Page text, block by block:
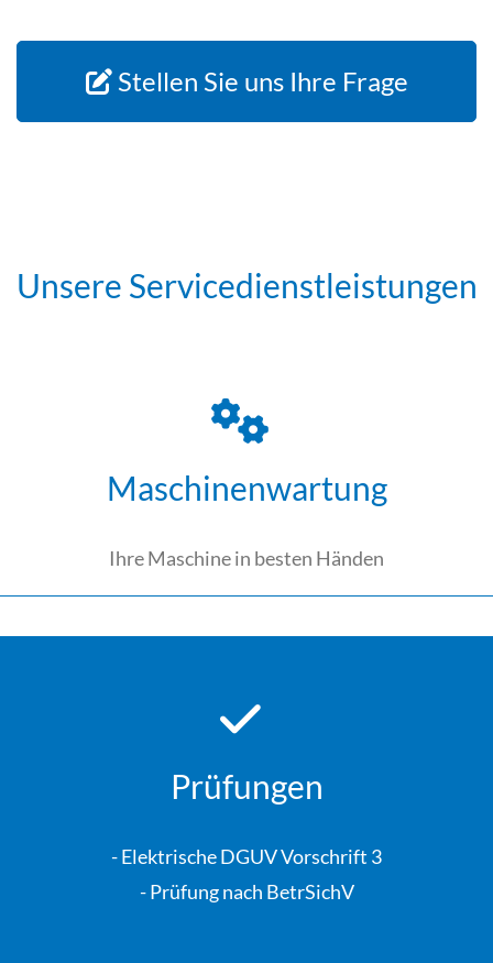
Stellen Sie uns Ihre Frage
Unsere Servicedienstleistungen
Maschinenwartung
Ihre Maschine in besten Händen
Prüfungen
- Elektrische DGUV Vorschrift 3
- Prüfung nach BetrSichV